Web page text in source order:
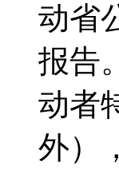
动省
报告
动者
外）